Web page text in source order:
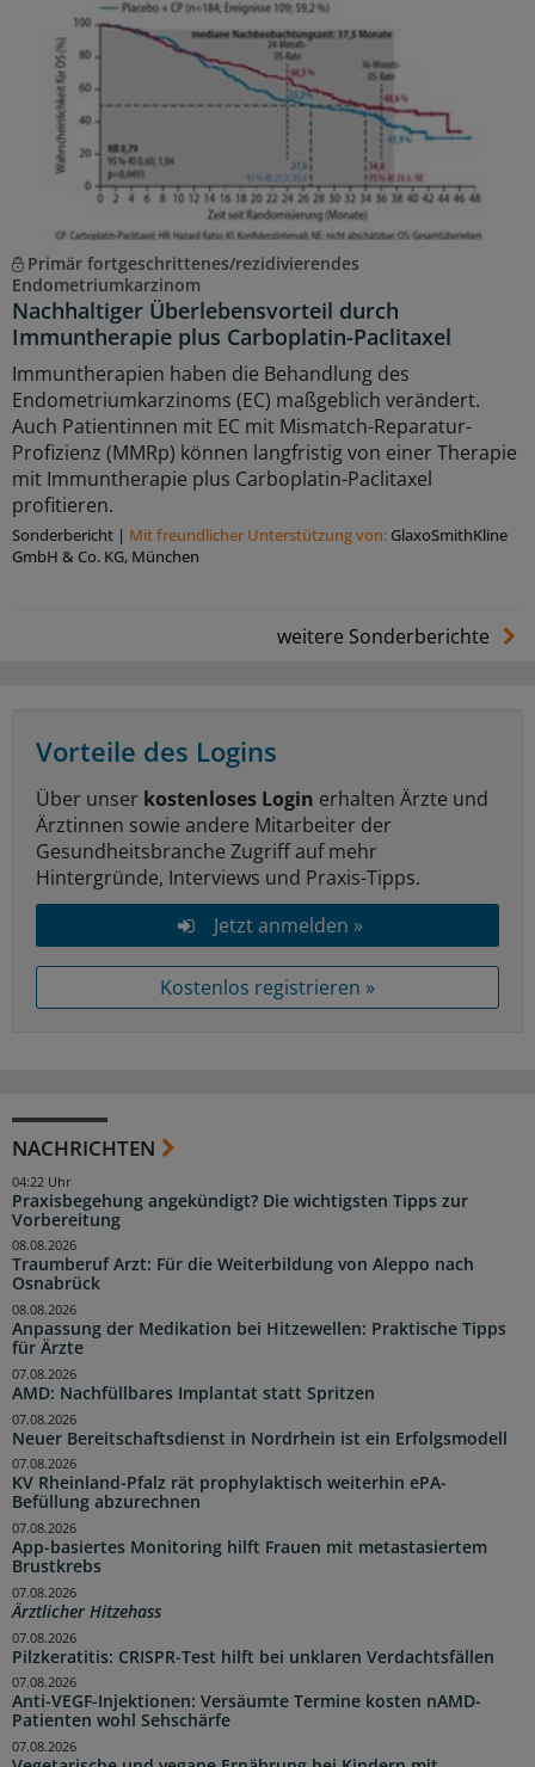
Primär fortgeschrittenes/rezidivierendes
Endometriumkarzinom
Nachhaltiger Überlebensvorteil durch
Immuntherapie plus Carboplatin-Paclitaxel
Immuntherapien haben die Behandlung des
Endometriumkarzinoms (EC) maßgeblich verändert.
Auch Patientinnen mit EC mit Mismatch-Reparatur-
Profizienz (MMRp) können langfristig von einer Therapie
mit Immuntherapie plus Carboplatin-Paclitaxel
profitieren.
Sonderbericht | Mit freundlicher Unterstützung von: GlaxoSmithKline
GmbH & Co. KG, München
weitere Sonderberichte
Vorteile des Logins
Über unser kostenloses Login erhalten Ärzte und
Ärztinnen sowie andere Mitarbeiter der
Gesundheitsbranche Zugriff auf mehr
Hintergründe, Interviews und Praxis-Tipps.
Jetzt anmelden »
Kostenlos registrieren »
NACHRICHTEN
Praxisbegehung angekündigt? Die wichtigsten Tipps zur
Vorbereitung
04:22 Uhr
Traumberuf Arzt: Für die Weiterbildung von Aleppo nach
Osnabrück
08.08.2026
Anpassung der Medikation bei Hitzewellen: Praktische Tipps
für Ärzte
08.08.2026
AMD: Nachfüllbares Implantat statt Spritzen
07.08.2026
Neuer Bereitschaftsdienst in Nordrhein ist ein Erfolgsmodell
07.08.2026
KV Rheinland-Pfalz rät prophylaktisch weiterhin ePA-
Befüllung abzurechnen
07.08.2026
App-basiertes Monitoring hilft Frauen mit metastasiertem
Brustkrebs
07.08.2026
Ärztlicher Hitzehass
07.08.2026
Pilzkeratitis: CRISPR-Test hilft bei unklaren Verdachtsfällen
07.08.2026
Anti-VEGF-Injektionen: Versäumte Termine kosten nAMD-
Patienten wohl Sehschärfe
07.08.2026
07.08.2026